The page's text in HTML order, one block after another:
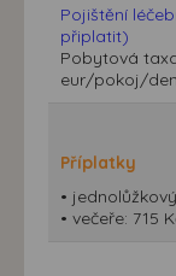
Pojištění
připlatit)
Pobytová
eur/pokoj/
Příplatky
•
• večeře: 715